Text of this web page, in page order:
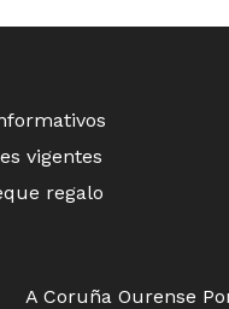
vigentes
regalo
A Coruña Ourense